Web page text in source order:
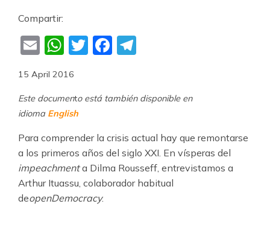
Compartir:
EmailWhatsApp
TwitterFacebook
15 April 2016
Este documento está también disponible en
idioma English
Para comprender la crisis actual hay que remontarse
a los primeros años del siglo XXI. En vísperas del
impeachmenta Dilma Rousseff, entrevistamos a
Arthur Ituassu, colaborador habitual
deopenDemocracy.